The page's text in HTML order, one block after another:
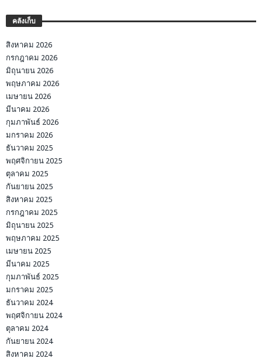
คลังเก็บ
สิงหาคม 2026
กรกฎาคม 2026
มิถุนายน 2026
พฤษภาคม 2026
เมษายน 2026
มีนาคม 2026
กุมภาพันธ์ 2026
มกราคม 2026
ธันวาคม 2025
พฤศจิกายน 2025
ตุลาคม 2025
กันยายน 2025
สิงหาคม 2025
กรกฎาคม 2025
มิถุนายน 2025
พฤษภาคม 2025
เมษายน 2025
มีนาคม 2025
กุมภาพันธ์ 2025
มกราคม 2025
ธันวาคม 2024
พฤศจิกายน 2024
ตุลาคม 2024
กันยายน 2024
สิงหาคม 2024